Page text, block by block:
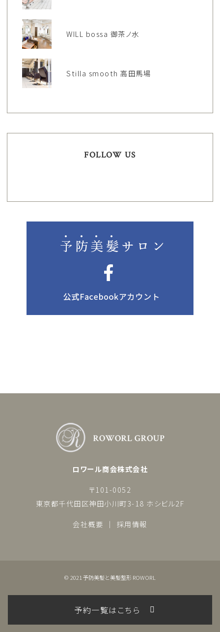
WILL bossa 御茶ノ水
Stilla smooth 高田馬場
FOLLOW US
ロワール商会株式会社
〒101-0052
東京都千代田区神田小川町3-18 ホシビル2F
会社概要
採用情報
© 2021 予防美髪と美髪整形 ROWORL
予約一覧はこちら